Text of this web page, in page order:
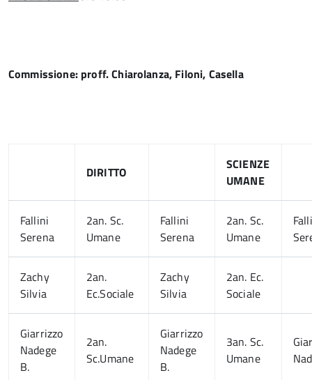
Commissione: proff. Chiarolanza, Filoni, Casella
DIRITTO
SCIENZE
UMANE
Fallini
Serena
2an. Sc.
Umane
Fallini
Serena
2an. Sc.
Umane
Zachy
Silvia
2an.
Ec.Sociale
Zachy
Silvia
2an. Ec.
Sociale
Giarrizzo
Nadege
B.
2an.
Sc.Umane
Giarrizzo
Nadege
B.
3an. Sc.
Umane